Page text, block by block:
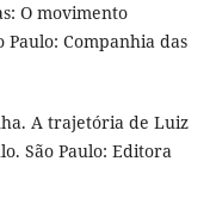
O movimento
Paulo: Companhia das
A trajetória de Luiz
São Paulo: Editora